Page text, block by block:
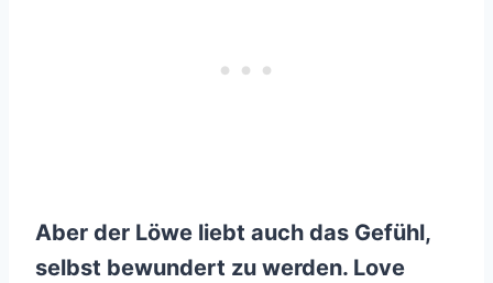
Aber der Löwe liebt auch das Gefühl,
selbst bewundert zu werden. Love